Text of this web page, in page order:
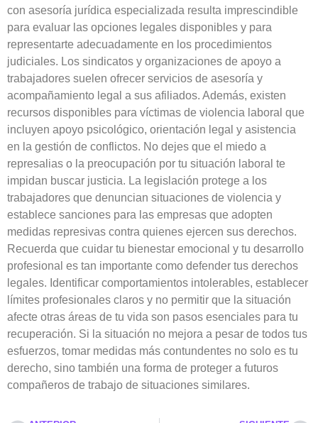
con asesoría jurídica especializada resulta imprescindible
para evaluar las opciones legales disponibles y para
representarte adecuadamente en los procedimientos
judiciales. Los sindicatos y organizaciones de apoyo a
trabajadores suelen ofrecer servicios de asesoría y
acompañamiento legal a sus afiliados. Además, existen
recursos disponibles para víctimas de violencia laboral que
incluyen apoyo psicológico, orientación legal y asistencia
en la gestión de conflictos. No dejes que el miedo a
represalias o la preocupación por tu situación laboral te
impidan buscar justicia. La legislación protege a los
trabajadores que denuncian situaciones de violencia y
establece sanciones para las empresas que adopten
medidas represivas contra quienes ejercen sus derechos.
Recuerda que cuidar tu bienestar emocional y tu desarrollo
profesional es tan importante como defender tus derechos
legales. Identificar comportamientos intolerables, establecer
límites profesionales claros y no permitir que la situación
afecte otras áreas de tu vida son pasos esenciales para tu
recuperación. Si la situación no mejora a pesar de todos tus
esfuerzos, tomar medidas más contundentes no solo es tu
derecho, sino también una forma de proteger a futuros
compañeros de trabajo de situaciones similares.